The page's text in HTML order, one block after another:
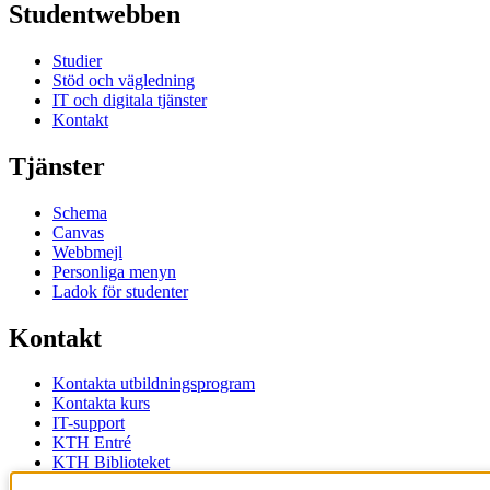
Studentwebben
Studier
Stöd och vägledning
IT och digitala tjänster
Kontakt
Tjänster
Schema
Canvas
Webbmejl
Personliga menyn
Ladok för studenter
Kontakt
Kontakta utbildningsprogram
Kontakta kurs
IT-support
KTH Entré
KTH Biblioteket